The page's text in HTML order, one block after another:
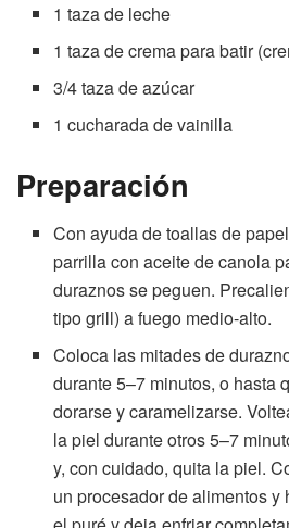
1 taza de leche
1 taza de crema para batir
3/4 taza de azúcar
1 cucharada de vainilla
Preparación
Con ayuda de toallas de
parrilla con aceite de canola
duraznos se peguen.
tipo grill) a fuego medio-alto.
Coloca las mitades de
durante 5–7 minutos, o hasta
dorarse y caramelizarse.
la piel durante otros 5–7
y, con cuidado, quita la piel.
un procesador de alimentos y